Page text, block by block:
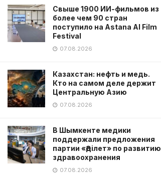
Свыше 1900 ИИ-фильмов из
более чем 90 стран
поступило на Astana AI Film
Festival
07.08.2026
Казахстан: нефть и медь.
Кто на самом деле держит
Центральную Азию
07.08.2026
В Шымкенте медики
поддержали предложения
партии «Әділет» по развитию
здравоохранения
07.08.2026